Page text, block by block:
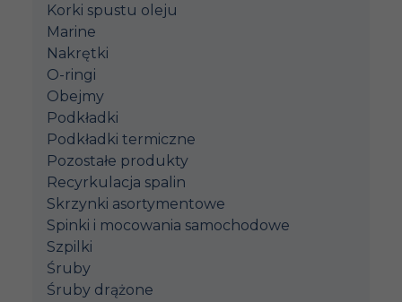
Korki spustu oleju
Marine
Nakrętki
O-ringi
Obejmy
Podkładki
Podkładki termiczne
Pozostałe produkty
Recyrkulacja spalin
Skrzynki asortymentowe
Spinki i mocowania samochodowe
Szpilki
Śruby
Śruby drążone